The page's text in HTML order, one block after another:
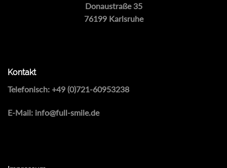
Donaustraße 35
76199 Karlsruhe
Kontakt
Telefonisch: +49 (0)721-60953238
E-Mail: info@full-smile.de